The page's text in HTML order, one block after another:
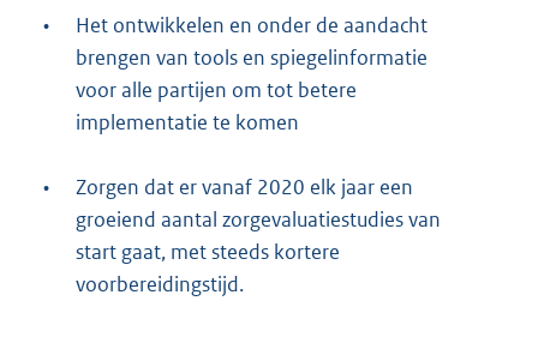
•
Het ontwikkelen en onder de aandacht
brengen van tools en spiegelinformatie
voor alle partijen om tot betere
implementatie te komen
•
Zorgen dat er vanaf 2020 elk jaar een
groeiend aantal zorgevaluatiestudies van
start gaat, met steeds kortere
voorbereidingstijd.